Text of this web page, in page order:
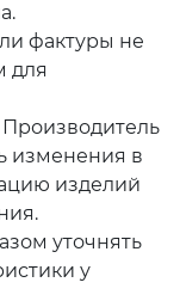
фактуры не
для
Производитель
изменения в
изделий
уточнять
у